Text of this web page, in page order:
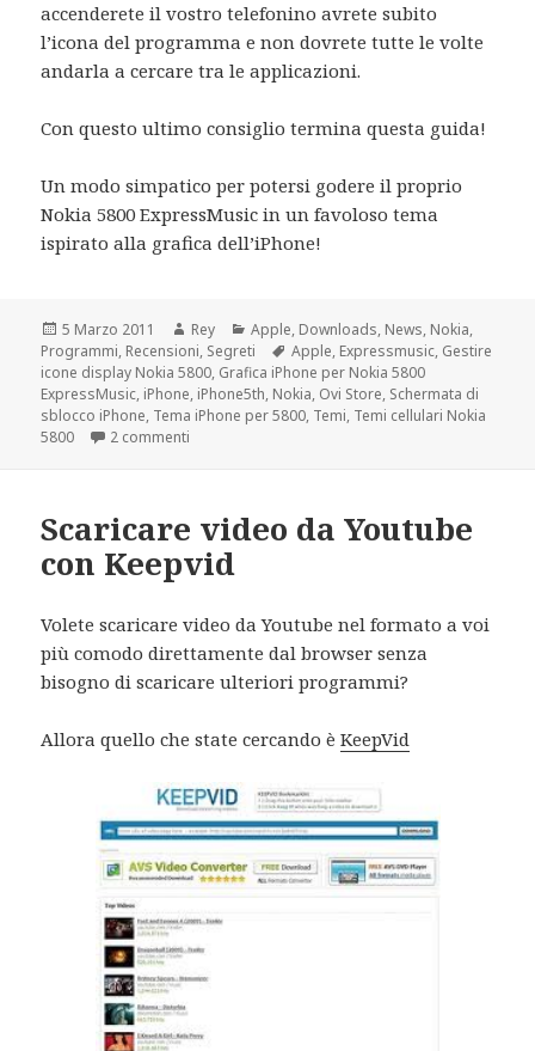
accenderete il vostro telefonino avrete subito
l’icona del programma e non dovrete tutte le volte
andarla a cercare tra le applicazioni.
Con questo ultimo consiglio termina questa guida!
Un modo simpatico per potersi godere il proprio
Nokia 5800 ExpressMusic in un favoloso tema
ispirato alla grafica dell’iPhone!
Scritto
il
5 Marzo 2011 Autore
Rey Categorie
Apple, Downloads, News, Nokia,
Programmi, Recensioni, Segreti Tag
Apple, Expressmusic, Gestire
icone display Nokia 5800, Grafica iPhone per Nokia 5800
ExpressMusic, iPhone, iPhone5th, Nokia, Ovi Store, Schermata di
sblocco iPhone, Tema iPhone per 5800, Temi, Temi cellulari Nokia
5800
2 commenti
Scaricare video da Youtube
con Keepvid
Volete scaricare video da Youtube nel formato a voi
più comodo direttamente dal browser senza
bisogno di scaricare ulteriori programmi?
Allora quello che state cercando èKeepVid